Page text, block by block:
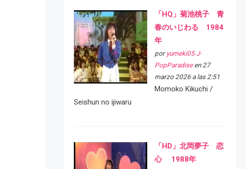
「HQ」菊池桃子 青
春のいじわる 1984
年
por yumeki05 J-
PopParadiseen 27
marzo 2026 a las 2:51
Momoko Kikuchi /
Seishun no ijiwaru
「HD」北岡夢子 恋
心 1988年